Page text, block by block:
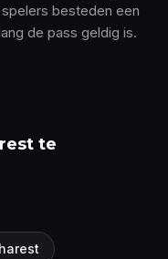
besteden een
de pass geldig is.
te